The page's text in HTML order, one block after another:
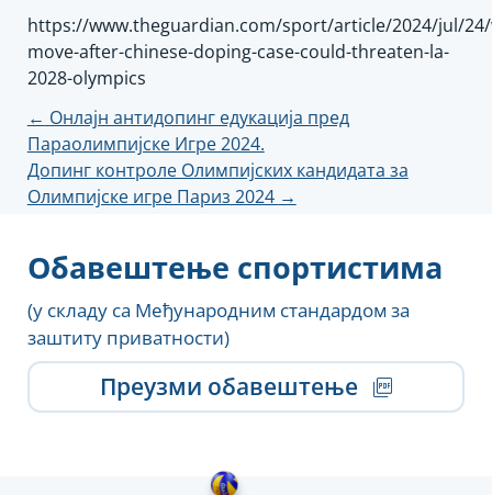
https://www.theguardian.com/sport/article/2024/jul/
move-after-chinese-doping-case-could-threaten-la-
2028-olympics
Кретање
чланка
← Онлајн антидопинг едукација пред
Параолимпијске Игре 2024.
Допинг контроле Олимпијских кандидата за
Олимпијске игре Париз 2024 →
Обавештење спортистима
(у складу са Међународним стандардом за
заштиту приватности)
Преузми обавештење